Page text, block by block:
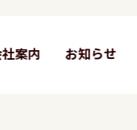
案内 お知らせ